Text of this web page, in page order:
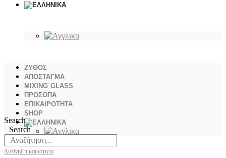
ΖΥΘΟΣ
ΑΠΟΣΤΑΓΜΑ
MIXING GLASS
ΠΡΟΣΩΠΑ
ΕΠΙΚΑΙΡΟΤΗΤΑ
SHOP
Search
Search
ΔιεθνηΕπικαιρότητα